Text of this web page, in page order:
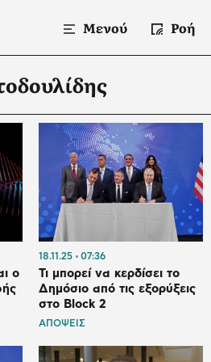
Μενού Ροή
ο
18.11.25 07:36
Τι μπορεί να κερδίσει το
Δημόσιο από τις εξορύξεις
στο Block 2
ΑΠΟΨΕΙΣ